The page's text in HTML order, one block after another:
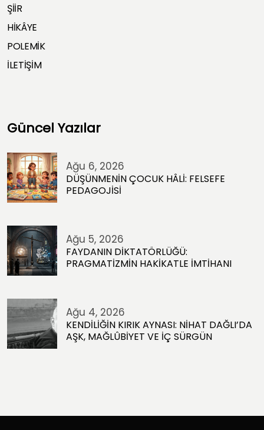
ŞİİR
HİKÂYE
POLEMİK
İLETİŞİM
Güncel Yazılar
Ağu 6, 2026
DÜŞÜNMENİN ÇOCUK HÂLİ: FELSEFE
PEDAGOJİSİ
Ağu 5, 2026
FAYDANIN DİKTATÖRLÜĞÜ:
PRAGMATİZMİN HAKİKATLE İMTİHANI
Ağu 4, 2026
KENDİLİĞİN KIRIK AYNASI: NİHAT DAĞLI’DA
AŞK, MAĞLÛBİYET VE İÇ SÜRGÜN